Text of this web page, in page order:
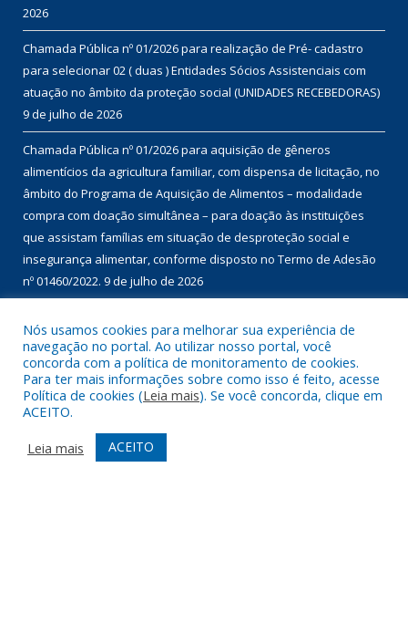
2026
Chamada Pública nº 01/2026 para realização de Pré- cadastro
para selecionar 02 ( duas ) Entidades Sócios Assistenciais com
atuação no âmbito da proteção social (UNIDADES RECEBEDORAS)
9 de julho de 2026
Chamada Pública nº 01/2026 para aquisição de gêneros
alimentícios da agricultura familiar, com dispensa de licitação, no
âmbito do Programa de Aquisição de Alimentos – modalidade
compra com doação simultânea – para doação às instituições
que assistam famílias em situação de desproteção social e
insegurança alimentar, conforme disposto no Termo de Adesão
nº 01460/2022. 9 de julho de 2026
DESENVOLVIDO POR CR2
Nós usamos cookies para melhorar sua experiência de
navegação no portal. Ao utilizar nosso portal, você
concorda com a política de monitoramento de cookies.
Para ter mais informações sobre como isso é feito, acesse
Política de cookies (Leia mais). Se você concorda, clique em
ACEITO.
Leia mais
ACEITO